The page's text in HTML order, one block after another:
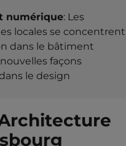
numérique: Les
locales se concentrent
dans le bâtiment
façons
le design